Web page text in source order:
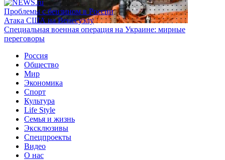
Проблемы с бензином в России
Атака США на Венесуэлу
Специальная военная операция на Украине: мирные
переговоры
Россия
Общество
Мир
Экономика
Спорт
Культура
Life Style
Семья и жизнь
Эксклюзивы
Спецпроекты
Видео
О нас